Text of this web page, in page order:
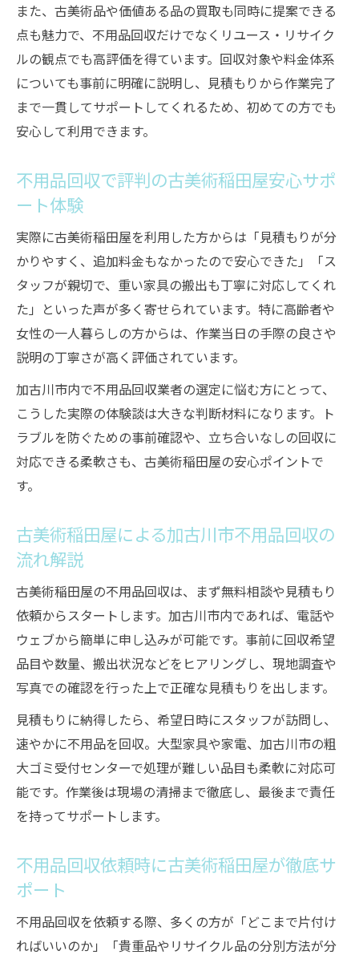
また、古美術品や価値ある品の買取も同時に提案できる
点も魅力で、不用品回収だけでなくリユース・リサイク
ルの観点でも高評価を得ています。回収対象や料金体系
についても事前に明確に説明し、見積もりから作業完了
まで一貫してサポートしてくれるため、初めての方でも
安心して利用できます。
不用品回収で評判の古美術稲田屋安心サポ
ート体験
実際に古美術稲田屋を利用した方からは「見積もりが分
かりやすく、追加料金もなかったので安心できた」「ス
タッフが親切で、重い家具の搬出も丁寧に対応してくれ
た」といった声が多く寄せられています。特に高齢者や
女性の一人暮らしの方からは、作業当日の手際の良さや
説明の丁寧さが高く評価されています。
加古川市内で不用品回収業者の選定に悩む方にとって、
こうした実際の体験談は大きな判断材料になります。ト
ラブルを防ぐための事前確認や、立ち合いなしの回収に
対応できる柔軟さも、古美術稲田屋の安心ポイントで
す。
古美術稲田屋による加古川市不用品回収の
流れ解説
古美術稲田屋の不用品回収は、まず無料相談や見積もり
依頼からスタートします。加古川市内であれば、電話や
ウェブから簡単に申し込みが可能です。事前に回収希望
品目や数量、搬出状況などをヒアリングし、現地調査や
写真での確認を行った上で正確な見積もりを出します。
見積もりに納得したら、希望日時にスタッフが訪問し、
速やかに不用品を回収。大型家具や家電、加古川市の粗
大ゴミ受付センターで処理が難しい品目も柔軟に対応可
能です。作業後は現場の清掃まで徹底し、最後まで責任
を持ってサポートします。
不用品回収依頼時に古美術稲田屋が徹底サ
ポート
不用品回収を依頼する際、多くの方が「どこまで片付け
ればいいのか」「貴重品やリサイクル品の分別方法が分